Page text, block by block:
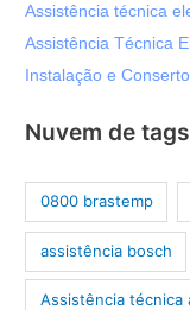
Assistência técnica
Assistência Técnica
Instalação e
Nuvem de tags
0800 brastemp
assistência bosch
Assistência técnica